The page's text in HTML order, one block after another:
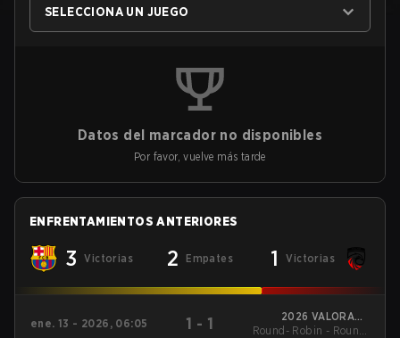
SELECCIONA UN JUEGO
Datos del marcador no disponibles
Por favor, vuelve más tarde
ENFRENTAMIENTOS ANTERIORES
3 Victorias 2 Empates 1 Victorias
ene. 13 - 2026, 06:05 1 - 1
2026 VALORANT
Challengers Spain
Round- Robin - Round-